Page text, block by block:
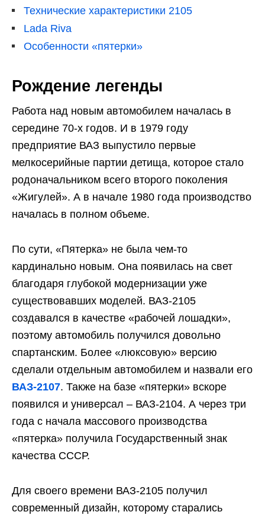
Технические характеристики 2105
Lada Riva
Особенности «пятерки»
Рождение легенды
Работа над новым автомобилем началась в
середине 70-х годов. И в 1979 году
предприятие ВАЗ выпустило первые
мелкосерийные партии детища, которое стало
родоначальником всего второго поколения
«Жигулей». А в начале 1980 года производство
началась в полном объеме.
По сути, «Пятерка» не была чем-то
кардинально новым. Она появилась на свет
благодаря глубокой модернизации уже
существовавших моделей. ВАЗ-2105
создавался в качестве «рабочей лошадки»,
поэтому автомобиль получился довольно
спартанским. Более «люксовую» версию
сделали отдельным автомобилем и назвали его
ВАЗ-2107. Также на базе «пятерки» вскоре
появился и универсал – ВАЗ-2104. А через три
года с начала массового производства
«пятерка» получила Государственный знак
качества СССР.
Для своего времени ВАЗ-2105 получил
современный дизайн, которому старались